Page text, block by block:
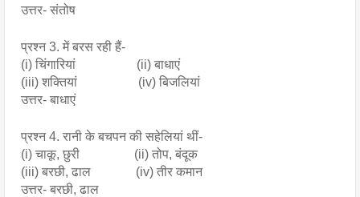
उत्तर- संतोष
प्रश्न 3. में बरस रही हैं-
(i) चिंगारियां                   (ii) बाधाएं
(iii) शक्तियां                   (iv) बिजलियां
उत्तर- बाधाएं
प्रश्न 4. रानी के बचपन की सहेलियां थीं-
(i) चाकू, छुरी                 (ii) तोप, बंदूक
(iii) बरछी, ढाल              (iv) तीर कमान
उत्तर- बरछी, ढाल